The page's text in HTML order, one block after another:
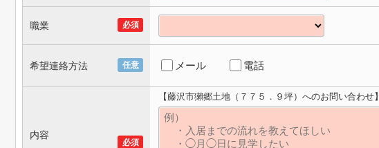
必須
職業
任意
希望連絡方法 メール 電話
必須
内容
【藤沢市獺郷土地（７７５．９坪）へのお問い合わせ】